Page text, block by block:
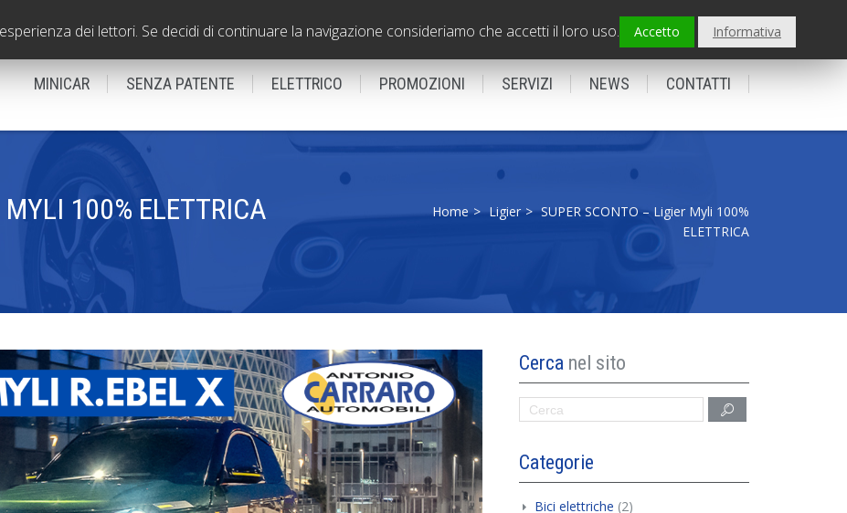
0495798239
MINICAR SENZA PATENTE ELETTRICO PROMOZIONI SERVIZI NEWS CONTATTI
100% ELETTRICA Home Ligier
SUPER SCONTO – Ligier Myli 100%
ELETTRICA
Cerca nel sito
Categorie
Bici elettriche (2)
dei lettori. Se decidi di continuare la navigazione consideriamo che accetti il loro uso. Accetto Informativa